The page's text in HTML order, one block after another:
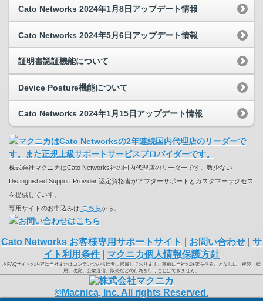
Cato Networks 2024年1月8日アップデート情報
Cato Networks 2024年5月6日アップデート情報
証明書認証機能について
Device Posture機能について
Cato Networks 2024年1月15日アップデート情報
株式会社マクニカはCato Networks社の国内代理店のリーダーです。数少ない
Distinguished Support Provider 認定資格者がアフターサポートとカスタマーサクセス
を提供していす。
専用サイトのお申込みは こちらから。
Cato Networks お客様専用サポートサイト お問い合わせ
サ
イト利用条件| マクニカ個人情報保護方針
本FAQサイトの内容は当社またはコンテンツの供給者に帰属しております。事前に当社の許諾を得ることなしに、複製、転
用、改変、公衆送信、販売などの行為を行うことはできません。
©Macnica, Inc. All rights Reserved.